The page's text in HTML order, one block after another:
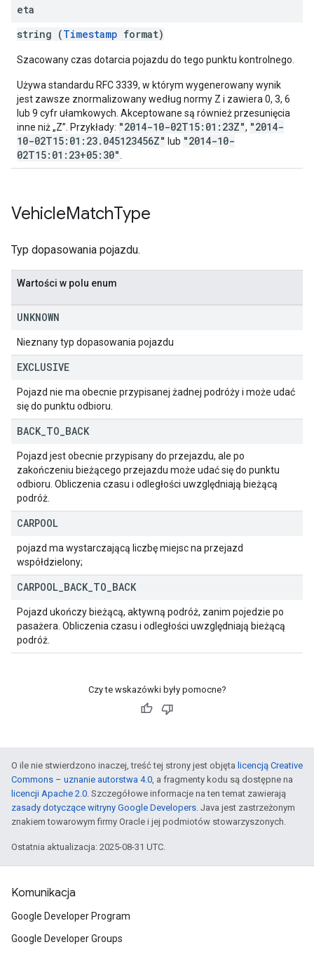
eta
string (Timestamp format)
Szacowany czas dotarcia pojazdu do tego punktu kontrolnego.
Używa standardu RFC 3339, w którym wygenerowany wynik
jest zawsze znormalizowany według normy Z i zawiera 0, 3, 6
lub 9 cyfr ułamkowych. Akceptowane są również przesunięcia
inne niż „Z”. Przykłady: "2014-10-02T15:01:23Z", "2014-
10-02T15:01:23.045123456Z" lub "2014-10-
02T15:01:23+05:30"
VehicleMatchType
Typ dopasowania pojazdu.
Wartości w polu enum
UNKNOWN
Nieznany typ dopasowania pojazdu
EXCLUSIVE
Pojazd nie ma obecnie przypisanej żadnej podróży i może udać
się do punktu odbioru.
BACK TO BACK
Pojazd jest obecnie przypisany do przejazdu, ale po
zakończeniu bieżącego przejazdu może udać się do punktu
odbioru. Obliczenia czasu i odległości uwzględniają bieżącą
podróż.
CARPOOL
pojazd ma wystarczającą liczbę miejsc na przejazd
współdzielony;
CARPOOL BACK TO BACK
Pojazd ukończy bieżącą, aktywną podróż, zanim pojedzie po
pasażera. Obliczenia czasu i odległości uwzględniają bieżącą
podróż.
Czy te wskazówki były pomocne?
O ile nie stwierdzono inaczej, treść tej strony jest objęta licencją Creative
Commons – uznanie autorstwa 4.0, a fragmenty kodu są dostępne na
licencji Apache 2.0. Szczegółowe informacje na ten temat zawierają
zasady dotyczące witryny Google Developers. Java jest zastrzeżonym
znakiem towarowym firmy Oracle i jej podmiotów stowarzyszonych.
Ostatnia aktualizacja: 2025-08-31 UTC.
Komunikacja
Google Developer Program
Google Developer Groups